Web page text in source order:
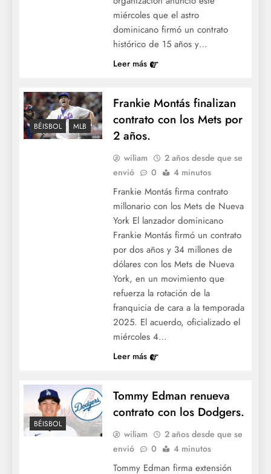
miércoles que el astro
dominicano firmó un contrato
histórico de 15 años y…
Leer más
BÉISBOL MLB
Frankie Montás finalizan
contrato con los Mets por
2 años.
wiliam
2 años desde que se
envió
0 4 minutos
Frankie Montás firma contrato
millonario con los Mets de Nueva
York El lanzador dominicano
Frankie Montás firmó un contrato
por dos años y 34 millones de
dólares con los Mets de Nueva
York, en un movimiento que
refuerza la rotación de la
franquicia de cara a la temporada
2025. El acuerdo, oficializado el
miércoles 4…
Leer más
BÉISBOL
Tommy Edman renueva
contrato con los Dodgers.
wiliam
2 años desde que se
envió
0 4 minutos
Tommy Edman firma extensión